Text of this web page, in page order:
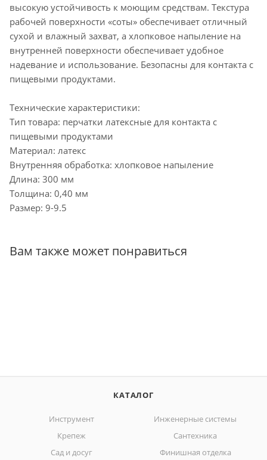
высокую устойчивость к моющим средствам. Текстура
рабочей поверхности «соты» обеспечивает отличный
сухой и влажный захват, а хлопковое напыление на
внутренней поверхности обеспечивает удобное
надевание и использование. Безопасны для контакта с
пищевыми продуктами.
Технические характеристики:
Тип товара: перчатки латексные для контакта с
пищевыми продуктами
Материал: латекс
Внутренняя обработка: хлопковое напыление
Длина: 300 мм
Толщина: 0,40 мм
Размер: 9-9.5
Вам также может понравиться
КАТАЛОГ
Инструмент
Инженерные системы
Крепеж
Сантехника
Сад и досуг
Финишная отделка